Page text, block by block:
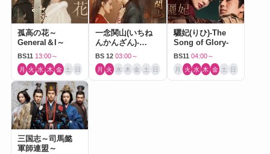
孤高の花～
General＆I～
BS11 13:00～
月 火 水 木 金 土 日
一念関山(いちね
んかんざん)-
Journey to Love-
BS 12 03:00～
月 火 水 木 金 土 日
驪妃(りひ)-The
Song of Glory-
BS11 04:00～
月 火 水 木 金 土 日
三国志～司馬懿
軍師連盟～